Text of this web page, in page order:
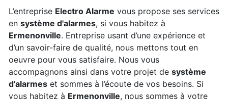
L’entreprise Electro Alarme vous propose ses services
en système d'alarmes, si vous habitez à
Ermenonville. Entreprise usant d’une expérience et
d’un savoir-faire de qualité, nous mettons tout en
oeuvre pour vous satisfaire. Nous vous
accompagnons ainsi dans votre projet de système
d'alarmes et sommes à l’écoute de vos besoins. Si
vous habitez à Ermenonville, nous sommes à votre